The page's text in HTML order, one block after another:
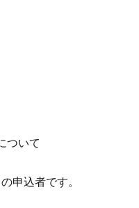
ついて
込者です。